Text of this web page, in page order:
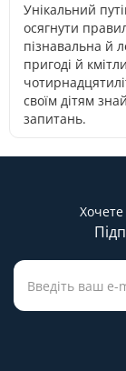
Унікальний
осягнути
пізнавальна й
пригоді й
своїм дітям
запитань.
Хочете